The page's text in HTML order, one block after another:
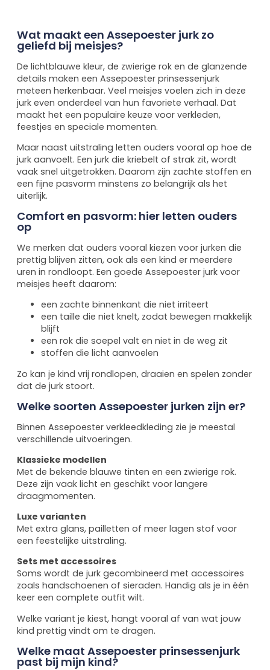
Wat maakt een Assepoester jurk zo
geliefd bij meisjes?
De lichtblauwe kleur, de zwierige rok en de glanzende
details maken een Assepoester prinsessenjurk
meteen herkenbaar. Veel meisjes voelen zich in deze
jurk even onderdeel van hun favoriete verhaal. Dat
maakt het een populaire keuze voor verkleden,
feestjes en speciale momenten.
Maar naast uitstraling letten ouders vooral op hoe de
jurk aanvoelt. Een jurk die kriebelt of strak zit, wordt
vaak snel uitgetrokken. Daarom zijn zachte stoffen en
een fijne pasvorm minstens zo belangrijk als het
uiterlijk.
Comfort en pasvorm: hier letten ouders
op
We merken dat ouders vooral kiezen voor jurken die
prettig blijven zitten, ook als een kind er meerdere
uren in rondloopt. Een goede Assepoester jurk voor
meisjes heeft daarom:
een zachte binnenkant die niet irriteert
een taille die niet knelt, zodat bewegen makkelijk
blijft
een rok die soepel valt en niet in de weg zit
stoffen die licht aanvoelen
Zo kan je kind vrij rondlopen, draaien en spelen zonder
dat de jurk stoort.
Welke soorten Assepoester jurken zijn er?
Binnen Assepoester verkleedkleding zie je meestal
verschillende uitvoeringen.
Klassieke modellen
Met de bekende blauwe tinten en een zwierige rok.
Deze zijn vaak licht en geschikt voor langere
draagmomenten.
Luxe varianten
Met extra glans, pailletten of meer lagen stof voor
een feestelijke uitstraling.
Sets met accessoires
Soms wordt de jurk gecombineerd met accessoires
zoals handschoenen of sieraden. Handig als je in één
keer een complete outfit wilt.
Welke variant je kiest, hangt vooral af van wat jouw
kind prettig vindt om te dragen.
Welke maat Assepoester prinsessenjurk
past bij mijn kind?